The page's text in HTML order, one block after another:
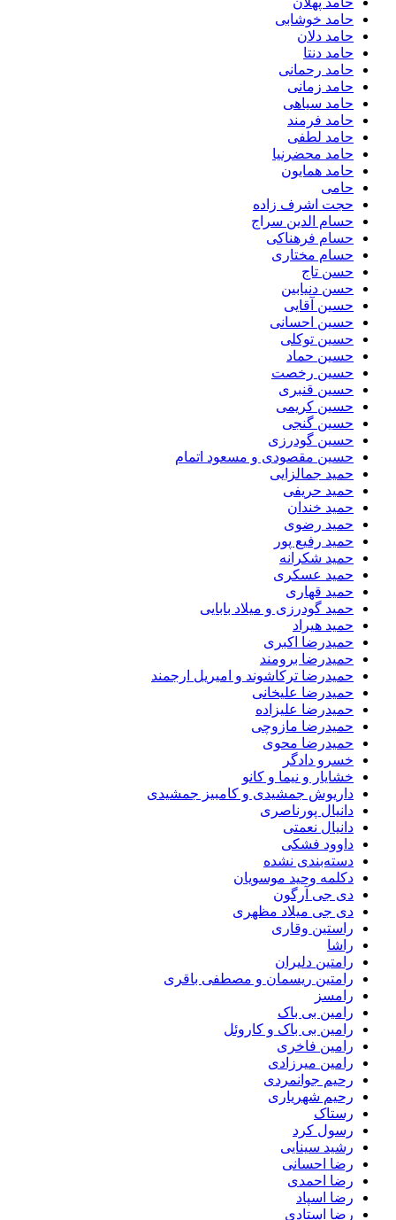
حامد خوشابی
حامد دلان
حامد دنتا
حامد رحمانی
حامد زمانی
حامد سیاهی
حامد فرمند
حامد لطفی
حامد محضرنیا
حامد همایون
حامی
حجت اشرف زاده
حسام الدین سراج
حسام فرهناکی
حسام مختاری
حسن تاج
حسن دنیابین
حسین آقایی
حسین احسانی
حسین توکلی
حسین حماد
حسین رخصت
حسین قنبری
حسین کریمی
حسین گنجی
حسین گودرزی
حسین مقصودی و مسعود اتمام
حمید جمالزایی
حمید حریفی
حمید خندان
حمید رضوی
حمید رفیع پور
حمید شکرانه
حمید عسکری
حمید قهاری
حمید گودرزی و میلاد بابایی
حمید هیراد
حمیدرضا اکبری
حمیدرضا برومند
حمیدرضا ترکاشوند و امیریل ارجمند
حمیدرضا علیخانی
حمیدرضا علیزاده
حمیدرضا مازوچی
حمیدرضا محوی
خسرو دادگر
خشایار و نیما و کانو
داریوش جمشیدی و کامبیز جمشیدی
دانیال پورناصری
دانیال نعمتی
داوود فشکی
دسته‌بندی نشده
دکلمه وحید موسویان
دی جی آرگون
دی جی میلاد مظهری
راستین وقاری
راشا
رامتین دلیران
رامتین ریسمان و مصطفی باقری
رامسز
رامین بی باک
رامین بی باک و کاروئل
رامین فاخری
رامین میرزادی
رحیم جوانمردی
رحیم شهریاری
رستاک
رسول کرد
رشید سینایی
رضا احسانی
رضا احمدی
رضا اسپاد
رضا استادی